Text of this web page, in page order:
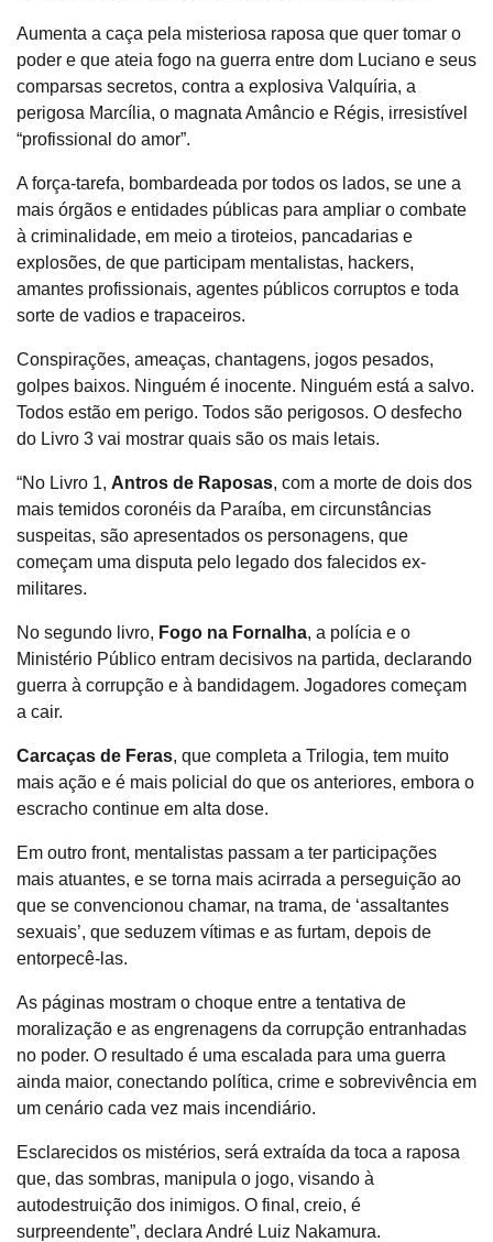
Aumenta a caça pela misteriosa raposa que quer tomar o
poder e que ateia fogo na guerra entre dom Luciano e seus
comparsas secretos, contra a explosiva Valquíria, a
perigosa Marcília, o magnata Amâncio e Régis, irresistível
“profissional do amor”.
A força-tarefa, bombardeada por todos os lados, se une a
mais órgãos e entidades públicas para ampliar o combate
à criminalidade, em meio a tiroteios, pancadarias e
explosões, de que participam mentalistas, hackers,
amantes profissionais, agentes públicos corruptos e toda
sorte de vadios e trapaceiros.
Conspirações, ameaças, chantagens, jogos pesados,
golpes baixos. Ninguém é inocente. Ninguém está a salvo.
Todos estão em perigo. Todos são perigosos. O desfecho
do Livro 3 vai mostrar quais são os mais letais.
“No Livro 1, Antros de Raposas, com a morte de dois dos
mais temidos coronéis da Paraíba, em circunstâncias
suspeitas, são apresentados os personagens, que
começam uma disputa pelo legado dos falecidos ex-
militares.
No segundo livro, Fogo na Fornalha, a polícia e o
Ministério Público entram decisivos na partida, declarando
guerra à corrupção e à bandidagem. Jogadores começam
a cair.
Carcaças de Feras, que completa a Trilogia, tem muito
mais ação e é mais policial do que os anteriores, embora o
escracho continue em alta dose.
Em outro front, mentalistas passam a ter participações
mais atuantes, e se torna mais acirrada a perseguição ao
que se convencionou chamar, na trama, de ‘assaltantes
sexuais’, que seduzem vítimas e as furtam, depois de
entorpecê-las.
As páginas mostram o choque entre a tentativa de
moralização e as engrenagens da corrupção entranhadas
no poder. O resultado é uma escalada para uma guerra
ainda maior, conectando política, crime e sobrevivência em
um cenário cada vez mais incendiário.
Esclarecidos os mistérios, será extraída da toca a raposa
que, das sombras, manipula o jogo, visando à
autodestruição dos inimigos. O final, creio, é
surpreendente”, declara André Luiz Nakamura.